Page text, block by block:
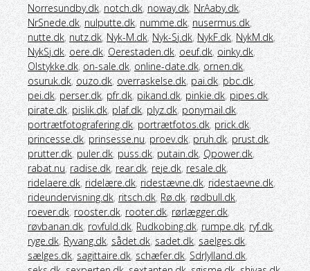
Norresundby.dk, notch.dk, noway.dk, NrAaby.dk,
NrSnede.dk, nulputte.dk, numme.dk, nusermus.dk,
nutte.dk, nutz.dk, Nyk-M.dk, Nyk-Sj.dk, NykF.dk, NykM.dk,
NykSj.dk, oere.dk, Oerestaden.dk, oeuf.dk, oinky.dk,
Olstykke.dk, on-sale.dk, online-date.dk, ornen.dk,
osuruk.dk, ouzo.dk, overraskelse.dk, pai.dk, pbc.dk,
pei.dk, perser.dk, pfr.dk, pikand.dk, pinkie.dk, pipes.dk,
pirate.dk, pislik.dk, plaf.dk, plyz.dk, ponymail.dk,
portrætfotografering.dk, portrætfotos.dk, prick.dk,
princesse.dk, prinsesse.nu, proev.dk, pruh.dk, prust.dk,
prutter.dk, puler.dk, puss.dk, putain.dk, Qpower.dk,
rabat.nu, radise.dk, rear.dk, reje.dk, resale.dk,
ridelaere.dk, ridelære.dk, ridestævne.dk, ridestaevne.dk,
rideundervisning.dk, ritsch.dk, Rø.dk, rødbull.dk,
roever.dk, rooster.dk, rooter.dk, rørlægger.dk,
røvbanan.dk, rovfuld.dk, Rudkobing.dk, rumpe.dk, ryf.dk,
ryge.dk, Ryvang.dk, sådet.dk, sadet.dk, saelges.dk,
sælges.dk, sagittaire.dk, schæfer.dk, SdrJylland.dk,